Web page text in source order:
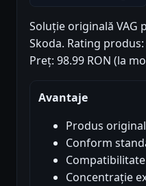
Soluție originală VAG
Skoda. Rating
Preț: 98.99 RON (la
Avantaje
Produs original
Conform
Concentrație